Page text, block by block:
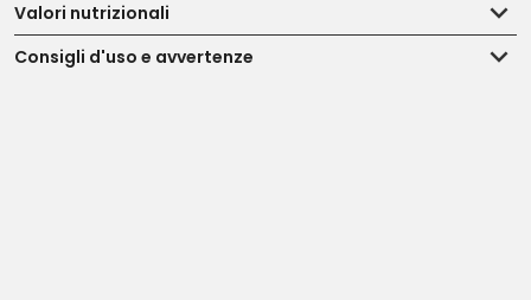
Valori nutrizionali
Consigli d'uso e avvertenze